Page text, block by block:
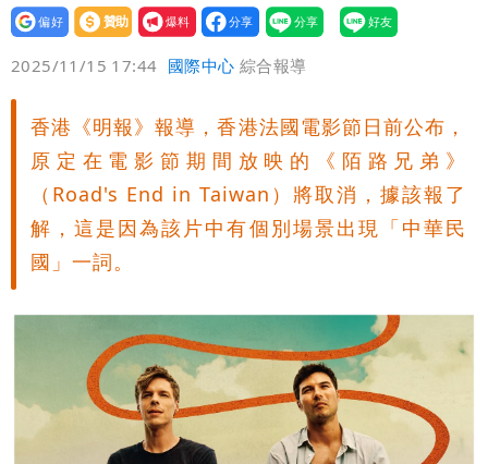
案 重課俄羅斯500%關稅
姜厚任不信會被嫩女友「辣手摧花」 曝
創演藝工會最遺憾一事
設為
贊助
我要
爆料
2025/11/15 17:44 國際中心 綜合報導
香港《明報》報導，香港法國電影節日前公布，
原定在電影節期間放映的《陌路兄弟》
（Road's End in Taiwan）將取消，據該報了
解，這是因為該片中有個別場景出現「中華民
國」一詞。